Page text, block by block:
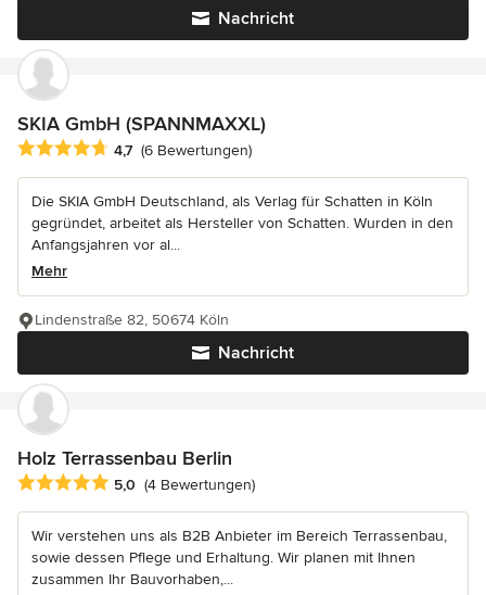
Nachricht
SKIA GmbH (SPANNMAXXL)
Durchschnittliche Bewertung: 4.7 von 5 Sternen
4,7 (6 Bewertungen)
Die SKIA GmbH Deutschland, als Verlag für Schatten in Köln
gegründet, arbeitet als Hersteller von Schatten. Wurden in den
Anfangsjahren vor al...
Mehr
Nachricht
Lindenstraße 82, 50674 Köln
Holz Terrassenbau Berlin
Durchschnittliche Bewertung: 5 von 5 Sternen
5,0 (4 Bewertungen)
Wir verstehen uns als B2B Anbieter im Bereich Terrassenbau,
sowie dessen Pflege und Erhaltung. Wir planen mit Ihnen
zusammen Ihr Bauvorhaben,...